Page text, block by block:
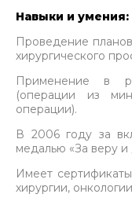
Навыки и умения:
Проведение
хирургического
Применение в
(операции из
операции).
В 2006 году за
медалью «За веру и
Имеет
хирургии,